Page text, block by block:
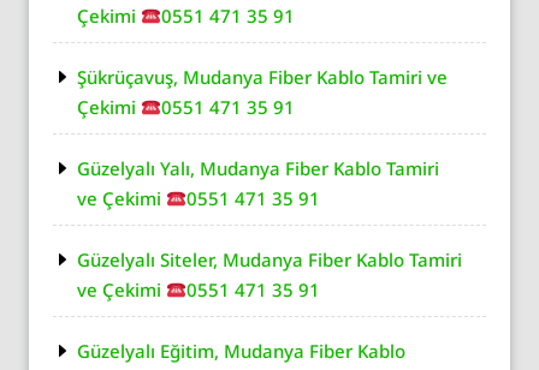
Çekimi
0551 471 35 91
Şükrüçavuş, Mudanya Fiber Kablo Tamiri ve
Çekimi
0551 471 35 91
Güzelyalı Yalı, Mudanya Fiber Kablo Tamiri
ve Çekimi
0551 471 35 91
Güzelyalı Siteler, Mudanya Fiber Kablo Tamiri
ve Çekimi
0551 471 35 91
Güzelyalı Eğitim, Mudanya Fiber Kablo